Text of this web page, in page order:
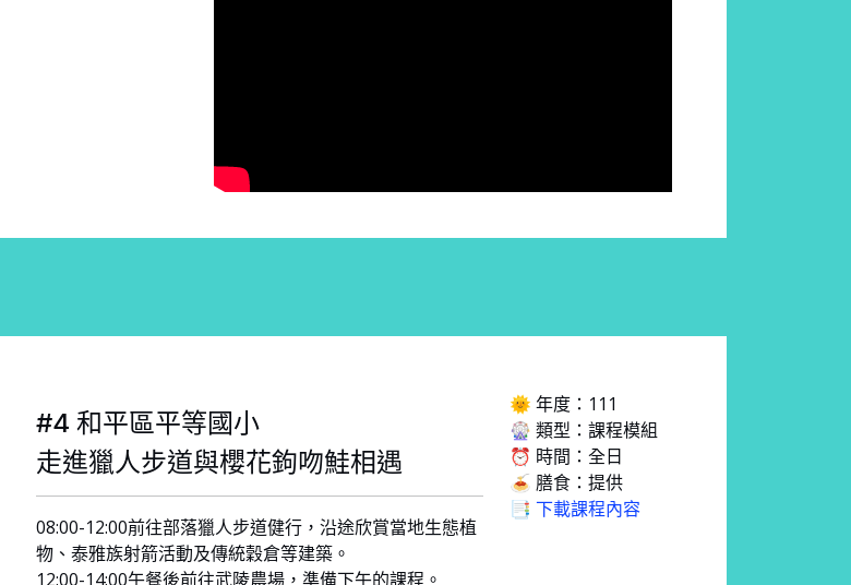
#4 和平區平等國小
走進獵人步道與櫻花鉤吻鮭相遇
08:00-12:00前往部落獵人步道健行，沿途欣賞當地生態植
物、泰雅族射箭活動及傳統穀倉等建築。
12:00-14:00午餐後前往武陵農場，準備下午的課程。
🌞 年度：111
🎡 類型：課程模組
⏰ 時間：全日
🍝 膳食：提供
📑 下載課程內容